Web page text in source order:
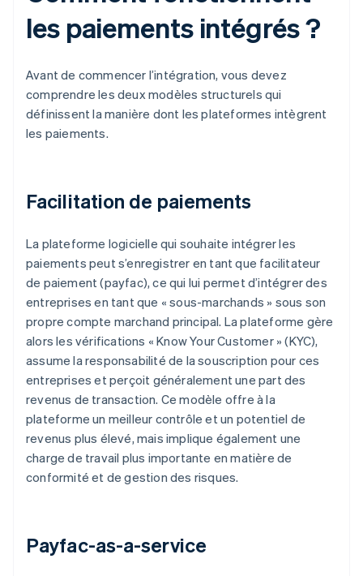
les paiements intégrés ?
Avant de commencer l’intégration, vous devez
comprendre les deux modèles structurels qui
définissent la manière dont les plateformes intègrent
les paiements.
Facilitation de paiements
La plateforme logicielle qui souhaite intégrer les
paiements peut s’enregistrer en tant que facilitateur
de paiement (payfac), ce qui lui permet d’intégrer des
entreprises en tant que « sous-marchands » sous son
propre compte marchand principal. La plateforme gère
alors les vérifications « Know Your Customer » (KYC),
assume la responsabilité de la souscription pour ces
entreprises et perçoit généralement une part des
revenus de transaction. Ce modèle offre à la
plateforme un meilleur contrôle et un potentiel de
revenus plus élevé, mais implique également une
charge de travail plus importante en matière de
conformité et de gestion des risques.
Payfac-as-a-service